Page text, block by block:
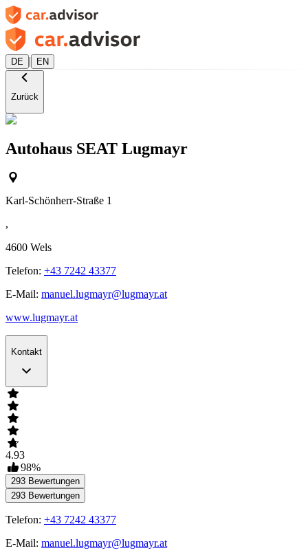
DE | EN
Zurück
Autohaus SEAT Lugmayr
Karl-Schönherr-Straße 1
,
4600 Wels
Telefon: +43 7242 43377
E-Mail: manuel.lugmayr@lugmayr.at
www.lugmayr.at
Kontakt
4.93
98%
293 Bewertungen
293 Bewertungen
Telefon: +43 7242 43377
E-Mail: manuel.lugmayr@lugmayr.at